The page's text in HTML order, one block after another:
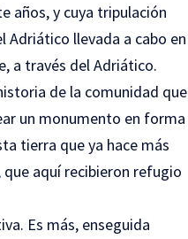
años, y cuya tripulación
Adriático llevada a cabo en
a través del Adriático.
de la comunidad que
un monumento en forma
tierra que ya hace más
aquí recibieron refugio
Es más, enseguida